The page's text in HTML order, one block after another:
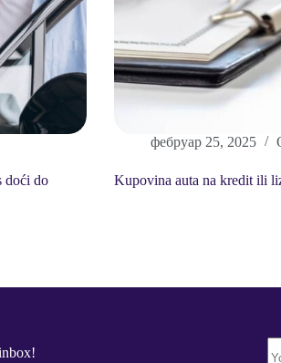
doći do
фебруар 25, 2025
Kupovina auta na kredit ili